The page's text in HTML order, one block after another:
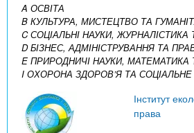
A ОСВІТА
B КУЛЬТУРА, МИСТЕЦТВО ТА
C СОЦІАЛЬНІ НАУКИ, ЖУРНАЛІСТИКА
D БІЗНЕС, АДМІНІСТРУВАННЯ ТА
E ПРИРОДНИЧІ НАУКИ, МАТЕМАТИКА
I ОХОРОНА ЗДОРОВ’Я ТА
Інститут
права